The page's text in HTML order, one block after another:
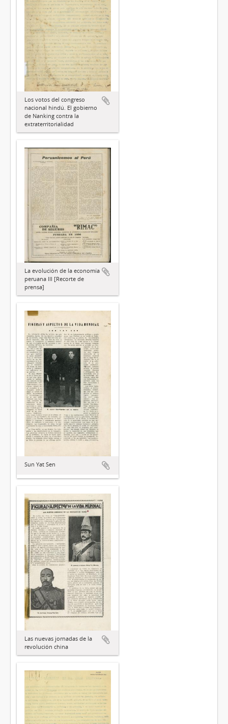
Los votos del congreso
nacional hindú. El gobierno
de Nanking contra la
extraterritorialidad
La evolución de la economía
peruana III [Recorte de
prensa]
Sun Yat Sen
Las nuevas jornadas de la
revolución china